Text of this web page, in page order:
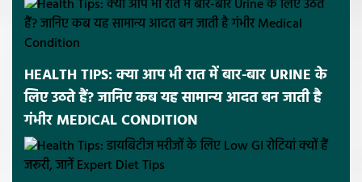
HEALTH TIPS: क्या आप भी रात में बार-बार URINE के
लिए उठते हैं? जानिए कब यह सामान्य आदत बन जाती है
गंभीर MEDICAL CONDITION